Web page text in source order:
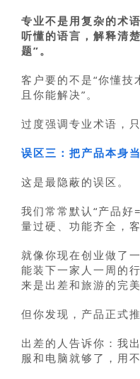
专业不是用复杂的术
听懂的语言，解释清
题”。
客户要的不是“你懂技
且你能解决”。
过度强调专业术语，
误区三：把产品本身
这是最隐蔽的误区。
我们常常默认“产品好
量过硬、功能齐全，
就像你现在创业做了
能装下一家人一周的
来是出差和旅游的完美
但你发现，产品正式
出差的人告诉你：我
服和电脑就够了，用